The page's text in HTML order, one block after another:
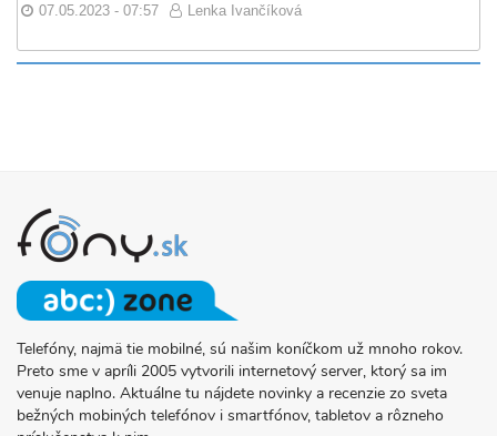
07.05.2023 - 07:57 Lenka Ivančíková
O
PROJEKTE
FONY.SK
Telefóny, najmä tie mobilné, sú našim koníčkom už mnoho rokov.
Preto sme v apríli 2005 vytvorili internetový server, ktorý sa im
venuje naplno. Aktuálne tu nájdete novinky a recenzie zo sveta
bežných mobiných telefónov i smartfónov, tabletov a rôzneho